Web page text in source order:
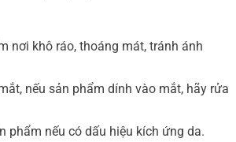
nơi khô ráo, thoáng mát, tránh ánh
nếu sản phẩm dính vào mắt, hãy rửa
phẩm nếu có dấu hiệu kích ứng da.